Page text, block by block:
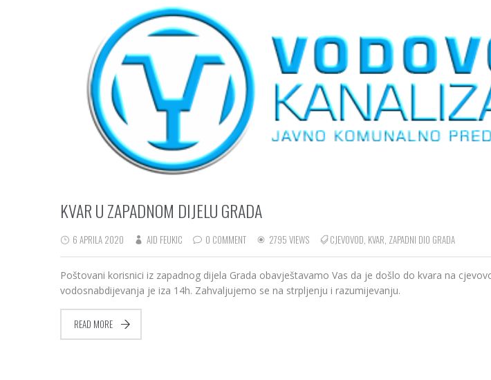
KVAR U ZAPADNOM DIJELU GRADA
6 APRILA 2020 AID FEUKIC 0 COMMENT 2795 VIEWS CJEVOVOD, KVAR, ZAPADNI DIO GRADA
Poštovani korisnici iz zapadnog dijela Grada obavještavamo Vas da je došlo do kvara na
vodosnabdijevanja je iza 14h. Zahvaljujemo se na strpljenju i razumijevanju.
READ MORE